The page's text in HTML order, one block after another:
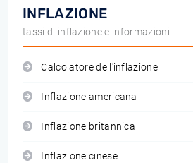
INFLAZIONE
tassi di inflazione e informazioni
Calcolatore dell'inflazione
Inflazione americana
Inflazione britannica
Inflazione cinese